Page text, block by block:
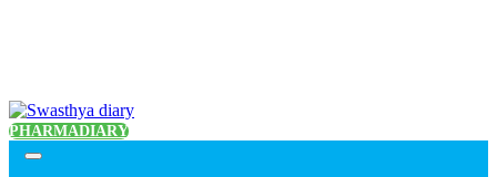
PHARMADIARY